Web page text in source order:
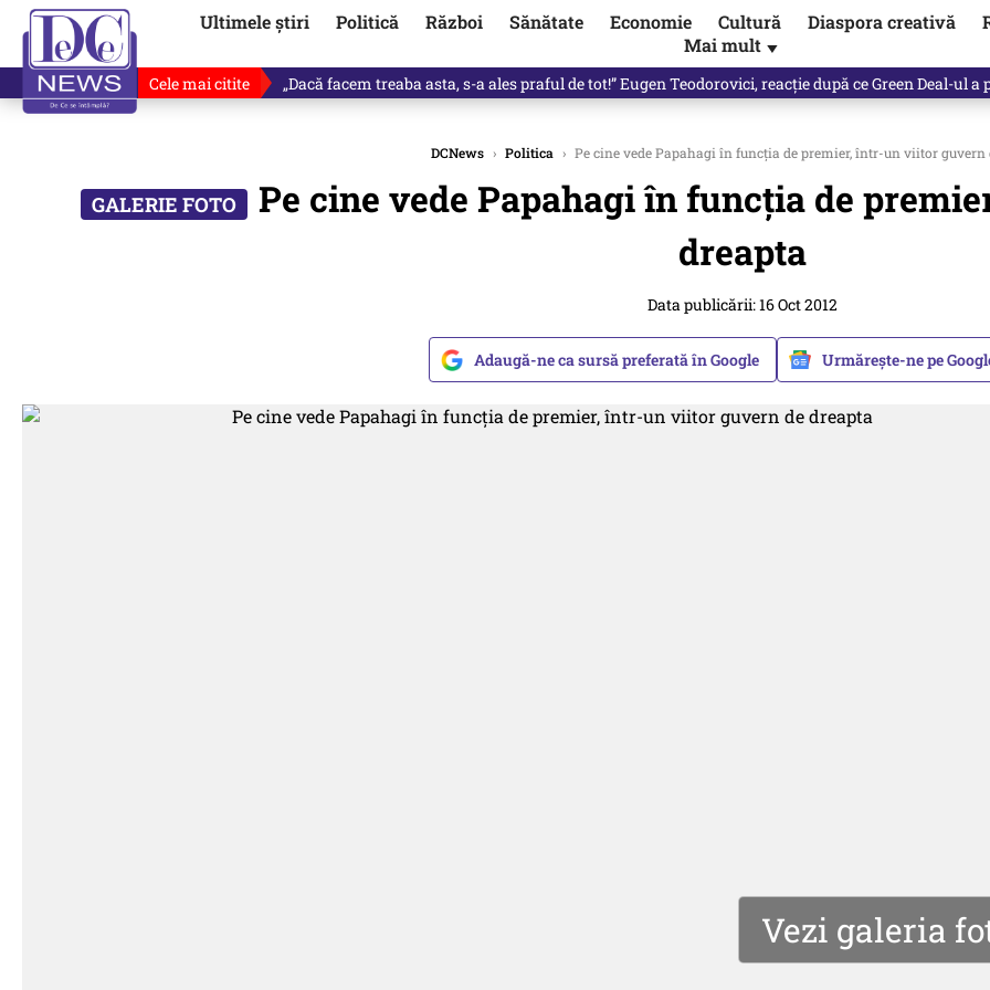
Ultimele știri Politică Război Sănătate Economie Cultură Diaspora creativă
Mai mult ▼
Cele mai citite „Dacă facem treaba asta, s-a ales praful de tot!” Eugen Teodorovici, reacție după ce Green Deal-ul a
DCNews › Politica › Pe cine vede Papahagi în funcția de premier, într-un viitor guvern
Pe cine vede Papahagi în funcția de
dreapta
Data publicării: 16 Oct 2012
Adaugă-ne ca sursă preferată în Google Urmărește-ne pe
Vezi galeria